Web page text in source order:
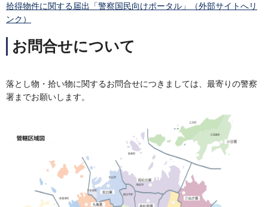
拾得物件に関する届出「警察国民向けポータル」（外部サイトへリ
ンク）
お問合せについて
落とし物・拾い物に関するお問合せにつきましては、最寄りの警察
署までお願いします。